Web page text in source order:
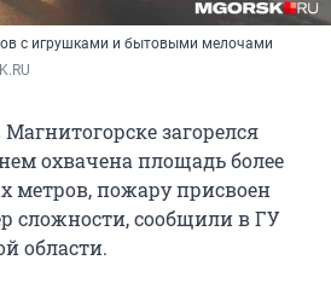
с игрушками и бытовыми мелочами
загорелся
охвачена площадь более
метров, пожару присвоен
сообщили в ГУ
области.